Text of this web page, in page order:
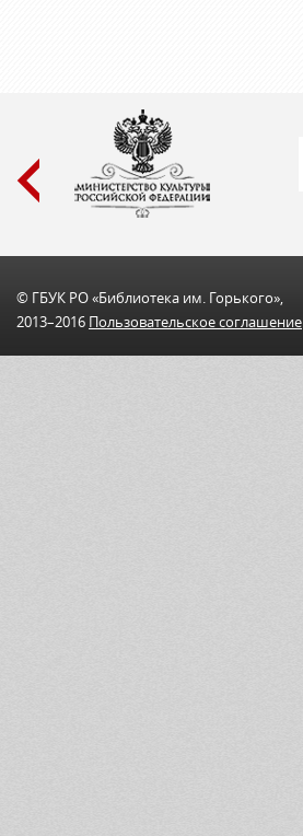
© ГБУК РО «Библиотека им. Горького»,
2013–2016 Пользовательскоe соглашениe